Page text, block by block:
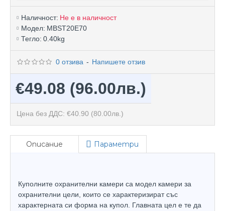
Наличност: Не е в наличност
Модел: MBST20E70
Тегло: 0.40kg
0 отзива - Напишете отзив
€49.08 (96.00лв.)
Цена без ДДС: €40.90 (80.00лв.)
Описание Параметри
Куполните охранителни камери са модел камери за
охранителни цели, които се характеризират със
характерната си форма на купол. Главната цел е те да